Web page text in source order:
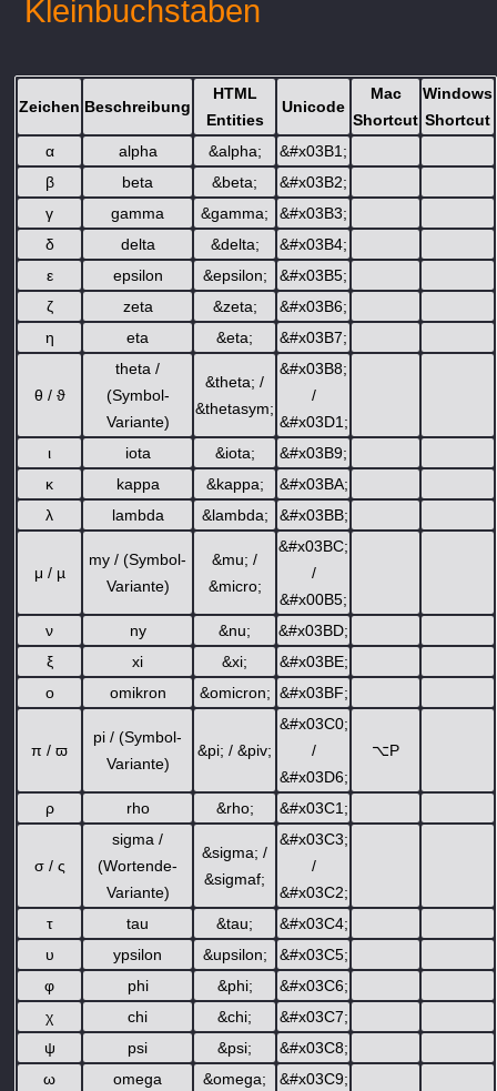
Kleinbuchstaben
Zeichen Beschreibung
HTML
Entities
Unicode
Mac
Shortcut
Windows
Shortcut
α
alpha &alpha;
&#x03B1;
β
beta &beta;
&#x03B2;
γ
gamma &gamma;
&#x03B3;
δ
delta &delta;
&#x03B4;
ε
epsilon &epsilon;
&#x03B5;
ζ
zeta &zeta;
&#x03B6;
η
eta &eta; &#x03B7;
θ / ϑ
theta /
(Symbol-
Variante)
&theta; /
&thetasym;
&#x03B8;
/
&#x03D1;
ι
iota &iota;
&#x03B9;
κ
kappa &kappa;
&#x03BA;
λ
lambda &lambda; &#x03BB;
μ / µ
my / (Symbol-
Variante)
&mu; /
&micro;
&#x03BC;
/
&#x00B5;
ν
ny &nu;
&#x03BD;
ξ
xi &xi;
&#x03BE;
ο
omikron &omicron; &#x03BF;
π / ϖ
pi / (Symbol-
Variante)
&pi; / &piv;
&#x03C0;
/
&#x03D6;
⌥P
ρ rho &rho; &#x03C1;
σ / ς
sigma /
(Wortende-
Variante)
&sigma; /
&sigmaf;
&#x03C3;
/
&#x03C2;
τ
tau &tau;
&#x03C4;
υ
ypsilon &upsilon;
&#x03C5;
φ
phi &phi;
&#x03C6;
χ
chi &chi;
&#x03C7;
ψ
psi &psi;
&#x03C8;
ω
omega &omega; &#x03C9;